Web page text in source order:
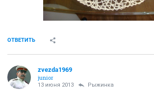
ОТВЕТИТЬ
zvezda1969
junior
13 июня 2013 Рыжинка